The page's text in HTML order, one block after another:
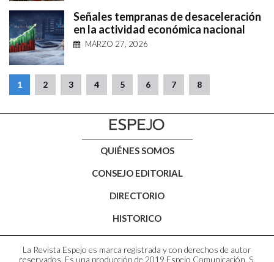
Señales tempranas de desaceleración
en la actividad económica nacional
MARZO 27, 2026
1 2 3 4 5 6 7 8
QUIÉNES SOMOS
CONSEJO EDITORIAL
DIRECTORIO
HISTORICO
La Revista Espejo es marca registrada y con derechos de autor
reservados. Es una producción de 2019 Espejo Comunicación, S.